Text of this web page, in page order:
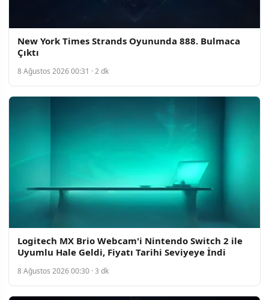
New York Times Strands Oyununda 888. Bulmaca
Çıktı
8 Ağustos 2026 00:31 · 2 dk
Logitech MX Brio Webcam'i Nintendo Switch 2 ile
Uyumlu Hale Geldi, Fiyatı Tarihi Seviyeye İndi
8 Ağustos 2026 00:30 · 3 dk